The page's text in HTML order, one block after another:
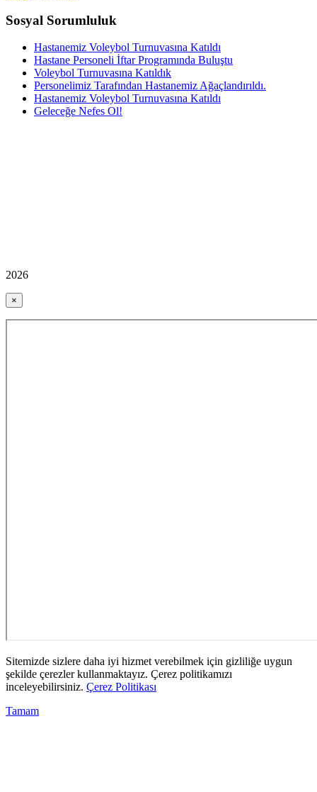
Sosyal Sorumluluk
Hastanemiz Voleybol Turnuvasına Katıldı
Hastane Personeli İftar Programında Buluştu
Voleybol Turnuvasına Katıldık
Personelimiz Tarafından Hastanemiz Ağaçlandırıldı.
Hastanemiz Voleybol Turnuvasına Katıldı
Geleceğe Nefes Ol!
2026
×
Sitemizde sizlere daha iyi hizmet verebilmek için gizliliğe uygun
şekilde çerezler kullanmaktayız. Çerez politikamızı
inceleyebilirsiniz. Çerez Politikası
Tamam